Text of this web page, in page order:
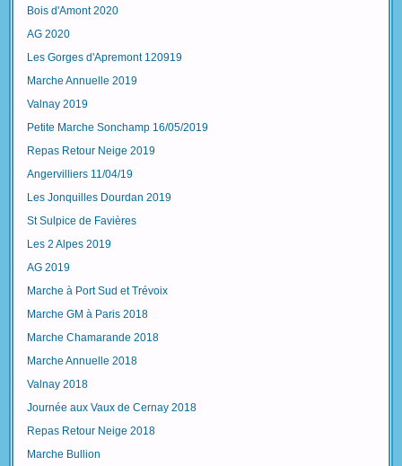
Bois d'Amont 2020
AG 2020
Les Gorges d'Apremont 120919
Marche Annuelle 2019
Valnay 2019
Petite Marche Sonchamp 16/05/2019
Repas Retour Neige 2019
Angervilliers 11/04/19
Les Jonquilles Dourdan 2019
St Sulpice de Favières
Les 2 Alpes 2019
AG 2019
Marche à Port Sud et Trévoix
Marche GM à Paris 2018
Marche Chamarande 2018
Marche Annuelle 2018
Valnay 2018
Journée aux Vaux de Cernay 2018
Repas Retour Neige 2018
Marche Bullion